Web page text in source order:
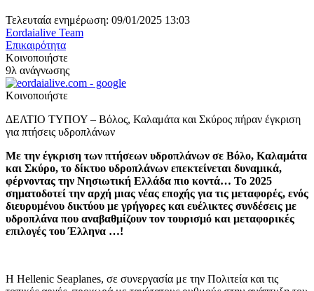
Τελευταία ενημέρωση: 09/01/2025 13:03
Eordaialive Team
Επικαιρότητα
Κοινοποιήστε
9λ ανάγνωσης
Κοινοποιήστε
ΔΕΛΤΙΟ ΤΥΠΟΥ – Βόλος, Καλαμάτα και Σκύρος πήραν έγκριση
για πτήσεις υδροπλάνων
Με την έγκριση των πτήσεων υδροπλάνων σε Βόλο, Καλαμάτα
και Σκύρο, το δίκτυο υδροπλάνων επεκτείνεται δυναμικά,
φέρνοντας την Νησιωτική Ελλάδα πιο κοντά… Το 2025
σηματοδοτεί την αρχή μιας νέας εποχής για τις μεταφορές, ενός
διευρυμένου δικτύου με γρήγορες και ευέλικτες συνδέσεις με
υδροπλάνα που αναβαθμίζουν τον τουρισμό και μεταφορικές
επιλογές του Έλληνα …!
Η Hellenic Seaplanes, σε συνεργασία με την Πολιτεία και τις